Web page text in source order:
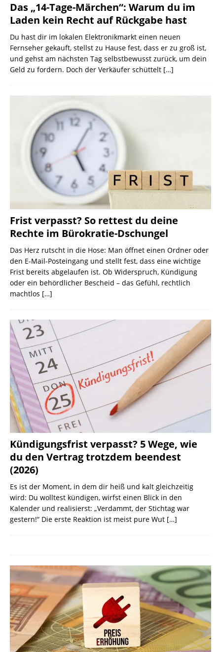
Das „14-Tage-Märchen“: Warum du im
Laden kein Recht auf Rückgabe hast
Du hast dir im lokalen Elektronikmarkt einen neuen
Fernseher gekauft, stellst zu Hause fest, dass er zu groß ist,
und gehst am nächsten Tag selbstbewusst zurück, um dein
Geld zu fordern. Doch der Verkäufer schüttelt […]
Frist verpasst? So rettest du deine
Rechte im Bürokratie-Dschungel
Das Herz rutscht in die Hose: Man öffnet einen Ordner oder
den E-Mail-Posteingang und stellt fest, dass eine wichtige
Frist bereits abgelaufen ist. Ob Widerspruch, Kündigung
oder ein behördlicher Bescheid – das Gefühl, rechtlich
machtlos […]
Kündigungsfrist verpasst? 5 Wege, wie
du den Vertrag trotzdem beendest
(2026)
Es ist der Moment, in dem dir heiß und kalt gleichzeitig
wird: Du wolltest kündigen, wirfst einen Blick in den
Kalender und realisierst: „Verdammt, der Stichtag war
gestern!“ Die erste Reaktion ist meist pure Wut […]